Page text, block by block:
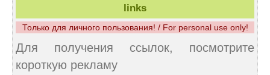
links
Только для личного пользования! / For personal use only!
Для получения ссылок, посмотрите
короткую рекламу